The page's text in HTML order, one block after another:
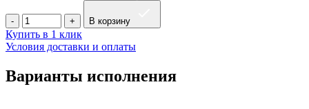
В корзину
Купить в 1 клик
Условия доставки и оплаты
Варианты исполнения